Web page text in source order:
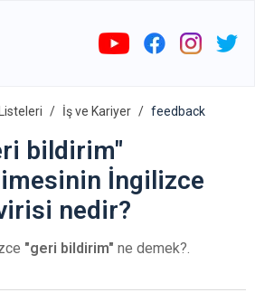
İş ve Kariyer feedback
bildirim"
İngilizce
nedir?
"geri bildirim" ne demek?.